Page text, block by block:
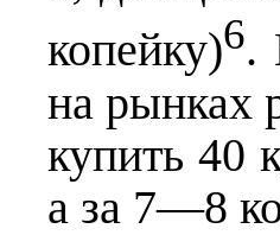
копейку)6.
на рынках
купить 40
а за 7—8